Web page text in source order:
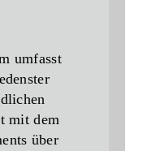
umfasst
mit dem
über